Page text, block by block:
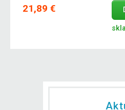
21,89 €